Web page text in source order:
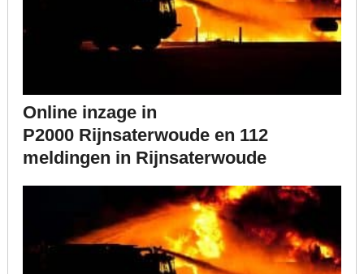
Online inzage in
P2000 Rijnsaterwoude en 112
meldingen in Rijnsaterwoude